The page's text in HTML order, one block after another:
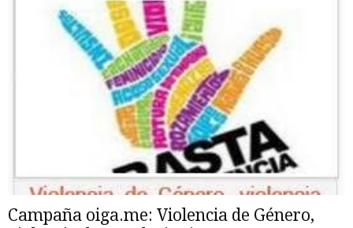
Campaña oiga.me: Violencia de Género,